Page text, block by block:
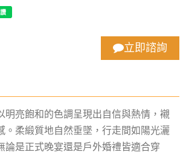
立即諮詢
明亮飽和的色調呈現出自信與熱情，襯
。柔緞質地自然垂墜，行走間如陽光灑
論是正式晚宴還是戶外婚禮皆適合穿